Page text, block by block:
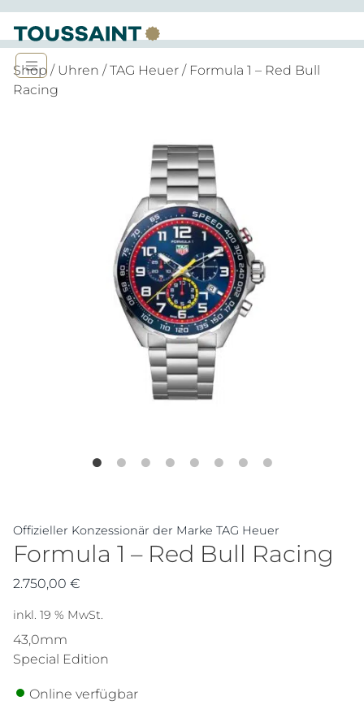
Shop / Uhren /TAG Heuer / Formula 1 – Red Bull
Racing
Offizieller Konzessionär der Marke TAG Heuer
Formula 1 – Red Bull Racing
2.750,00 €
inkl. 19 % MwSt.
43,0mm
Special Edition
Online verfügbar